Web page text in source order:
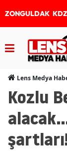
ZONGULDAK
Lens Medya
Kozlu